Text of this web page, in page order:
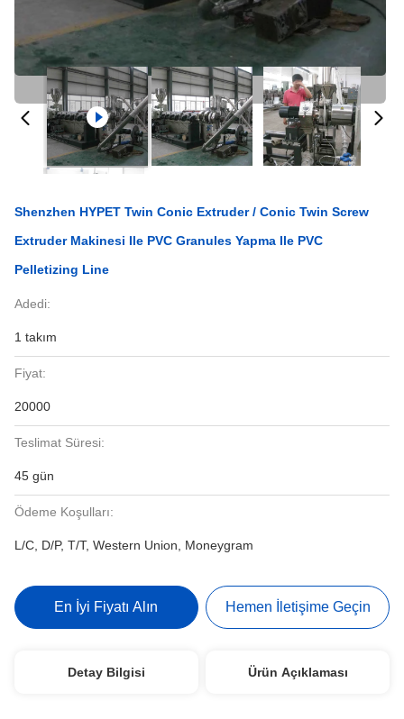
Shenzhen HYPET Twin Conic Extruder / Conic Twin Screw
Extruder Makinesi Ile PVC Granules Yapma Ile PVC
Pelletizing Line
Adedi:
1 takım
Fiyat:
20000
Teslimat Süresi:
45 gün
Ödeme Koşulları:
L/C, D/P, T/T, Western Union, Moneygram
En İyi Fiyatı Alın Hemen İletişime Geçin
Detay Bilgisi Ürün Açıklaması